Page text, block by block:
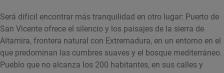
Será difícil encontrar más tranquilidad en otro lugar: Puerto de
San Vicente ofrece el silencio y los paisajes de la sierra de
Altamira, frontera natural con Extremadura, en un entorno en el
que predominan las cumbres suaves y el bosque mediterráneo.
Pueblo que no alcanza los 200 habitantes, en sus calles y